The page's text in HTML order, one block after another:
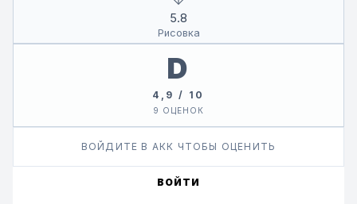
5.8
Рисовка
D
4,9 / 10
9 ОЦЕНОК
ВОЙДИТЕ В АКК ЧТОБЫ ОЦЕНИТЬ
ВОЙТИ